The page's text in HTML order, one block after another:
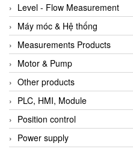
Level - Flow Measurement
Máy móc & Hệ thống
Measurements Products
Motor & Pump
Other products
PLC, HMI, Module
Position control
Power supply